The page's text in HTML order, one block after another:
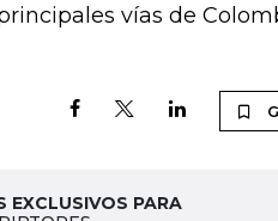
vías de
EXCLUSIVOS PARA